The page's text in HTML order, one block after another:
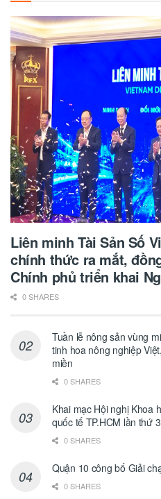
Liên minh Tài Sản Số
chính thức ra mắt,
Chính phủ triển khai
0 SHARES
Tuần lễ nông sản vùng
tinh hoa nông nghiệp
miền
0 SHARES
Khai mạc Hội nghị Khoa
quốc tế TP.HCM lần thứ 3
0 SHARES
Quận 10 công bố Giải
0 SHARES